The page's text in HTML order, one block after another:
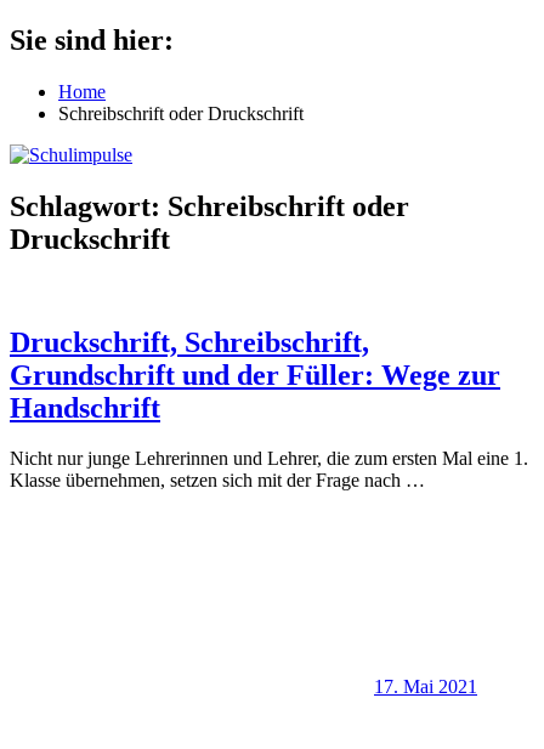
Zum
Inhalt
Schulimpulse
für
Grundschule
Sie sind hier:
Home
Schreibschrift oder Druckschrift
Schlagwort: Schreibschrift oder
Druckschrift
Druckschrift, Schreibschrift,
Grundschrift und der Füller: Wege zur
Handschrift
Nicht nur junge Lehrerinnen und Lehrer, die zum ersten Mal eine 1.
Klasse übernehmen, setzen sich mit der Frage nach …
17. Mai 2021